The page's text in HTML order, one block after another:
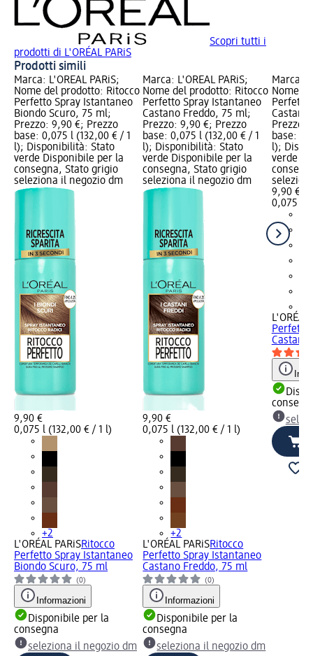
Scopri tutti i
prodotti di L'ORÉAL PARiS
Prodotti simili
Marca: L'ORÉAL PARiS;
Nome del prodotto: Ritocco
Perfetto Spray Istantaneo
Biondo Scuro, 75 ml;
Prezzo: 9,90 €; Prezzo
base: 0,075 l (132,00 € / 1
l); Disponibilità: Stato
verde Disponibile per la
consegna, Stato grigio
seleziona il negozio dm
9,90 €
0,075 l (132,00 € / 1 l)
+2
L'ORÉAL PARiSRitocco
Perfetto Spray Istantaneo
Biondo Scuro, 75 ml
(0)
Informazioni
Disponibile per la
consegna
seleziona il negozio dm
Marca: L'ORÉAL PARiS;
Nome del prodotto: Ritocco
Perfetto Spray Istantaneo
Castano Freddo, 75 ml;
Prezzo: 9,90 €; Prezzo
base: 0,075 l (132,00 € / 1
l); Disponibilità: Stato
verde Disponibile per la
consegna, Stato grigio
seleziona il negozio dm
9,90 €
0,075 l (132,00 € / 1 l)
+2
L'ORÉAL PARiSRitocco
Perfetto Spray Istantaneo
Castano Freddo, 75 ml
(0)
Informazioni
Disponibile per la
consegna
seleziona il negozio dm
Marca:
Nome
Perfetto
Prezzo:
base:
l);
verde
9,90 €
0,075 l
L'ORÉAL
Perfetto
Castano